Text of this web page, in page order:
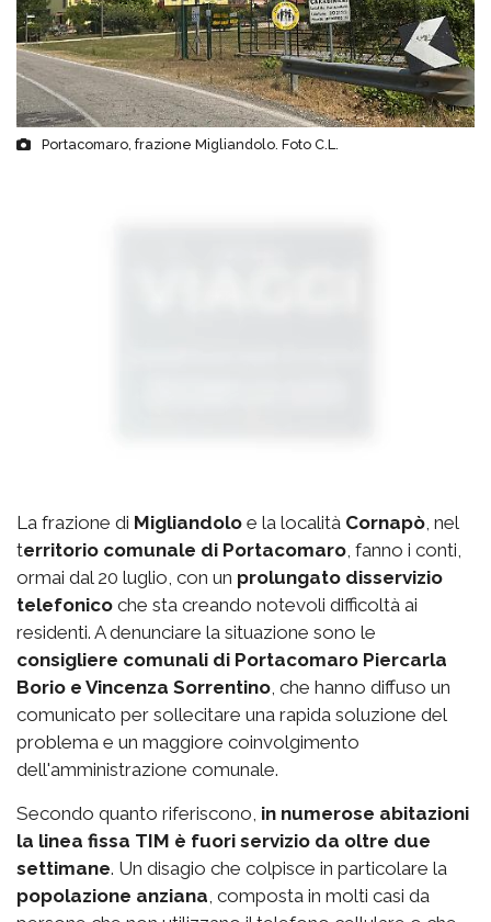
Portacomaro, frazione Migliandolo. Foto C.L.
La frazione di Migliandolo e la località Cornapò, nel
territorio comunale di Portacomaro, fanno i conti,
ormai dal 20 luglio, con un prolungato disservizio
telefonico che sta creando notevoli difficoltà ai
residenti. A denunciare la situazione sono le
consigliere comunali di Portacomaro Piercarla
Borio e Vincenza Sorrentino, che hanno diffuso un
comunicato per sollecitare una rapida soluzione del
problema e un maggiore coinvolgimento
dell'amministrazione comunale.
Secondo quanto riferiscono, in numerose abitazioni
la linea fissa TIM è fuori servizio da oltre due
settimane. Un disagio che colpisce in particolare la
popolazione anziana, composta in molti casi da